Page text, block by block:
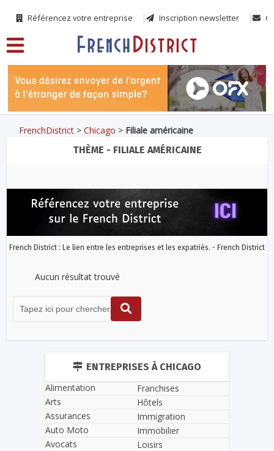
Référencez votre entreprise Inscription newsletter
FrenchDistrict >Chicago > Filiale américaine
THÈME - FILIALE AMÉRICAINE
French District : Le lien entre les entreprises et les expatriés. - French District
Aucun résultat trouvé
ENTREPRISES À CHICAGO
Alimentation
Arts
Assurances
Auto Moto
Avocats
Franchises
Hôtels
Immigration
Immobilier
Loisirs